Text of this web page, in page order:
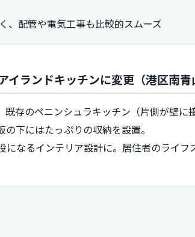
、配管や電気工事も比較的スムーズ
ランドキッチンに変更（港区南青
存のペニンシュラキッチン（片側が壁
下にはたっぷりの収納を設置。
なるインテリア設計に。居住者のライ